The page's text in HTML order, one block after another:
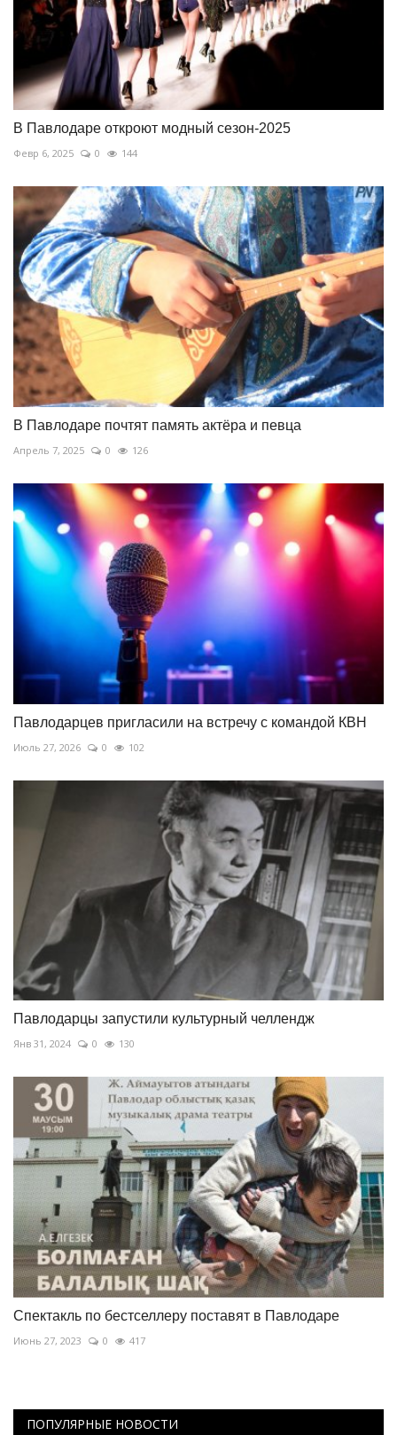
В Павлодаре откроют модный сезон-2025
Февр 6, 2025 0 144
В Павлодаре почтят память актёра и певца
Апрель 7, 2025 0 126
Павлодарцев пригласили на встречу с командой КВН
Июль 27, 2026 0 102
Павлодарцы запустили культурный челлендж
Янв 31, 2024 0 130
Спектакль по бестселлеру поставят в Павлодаре
Июнь 27, 2023 0 417
ПОПУЛЯРНЫЕ НОВОСТИ